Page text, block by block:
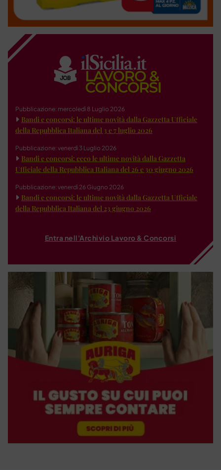
Pubblicazione: mercoledì 8 Luglio 2026
Bandi e concorsi: le ultime novità dalla Gazzetta Ufficiale
della Repubblica Italiana del 3 e 7 luglio 2026
Pubblicazione: venerdì 3 Luglio 2026
Bandi e concorsi: ecco le ultime novità dalla Gazzetta
Ufficiale della Repubblica Italiana del 26 e 30 giugno 2026
Pubblicazione: venerdì 26 Giugno 2026
Bandi e concorsi: le ultime novità dalla Gazzetta Ufficiale
della Repubblica Italiana del 23 giugno 2026
Entra nell'Archivio Lavoro & Concorsi